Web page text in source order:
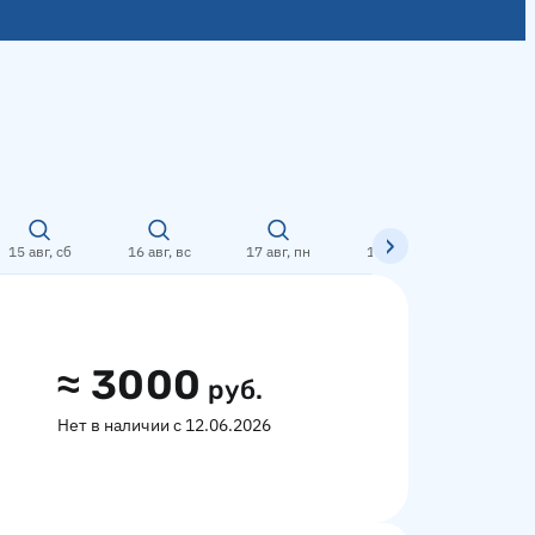
15 авг, сб 16 авг, вс 17 авг, пн 18 авг, вт
≈ 3000 руб.
Нет в наличии с 12.06.2026